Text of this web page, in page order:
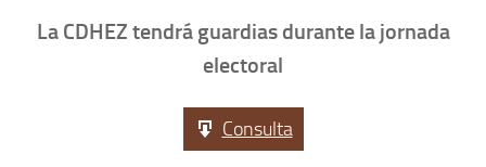
La CDHEZ tendrá guardias durante la jornada
electoral
Consulta